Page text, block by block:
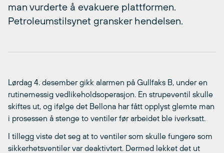
man vurderte å evakuere plattformen.
Petroleumstilsynet gransker hendelsen.
Lørdag 4. desember gikk alarmen på Gullfaks B, under en
rutinemessig vedlikeholdsoperasjon. En strupeventil skulle
skiftes ut, og ifølge det Bellona har fått opplyst glemte man
i prosessen å stenge to ventiler før arbeidet ble iverksatt.
I tillegg viste det seg at to ventiler som skulle fungere som
sikkerhetsventiler var deaktivtert. Dermed lekket det ut